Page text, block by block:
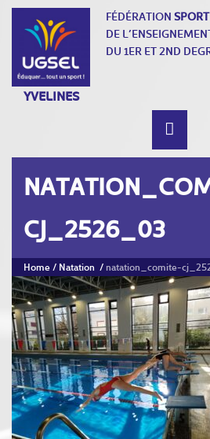
YVELINES
FÉDÉRATION
DE
DU 1ER ET 2ND
CJ_2526_03
Home / Natation / natation_comite-